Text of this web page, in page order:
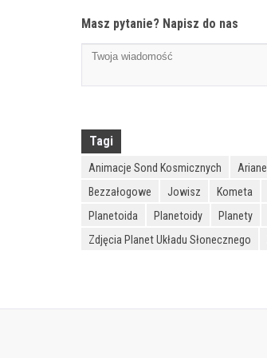
Masz pytanie? Napisz do nas
Tagi
Animacje Sond Kosmicznych Ariane
Bezzałogowe
Jowisz Kometa
Planetoida
Planetoidy Planety
Zdjęcia Planet Układu Słonecznego